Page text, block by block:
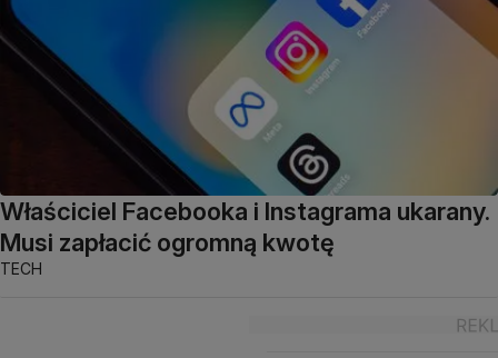
Właściciel Facebooka i Instagrama ukarany.
Musi zapłacić ogromną kwotę
TECH